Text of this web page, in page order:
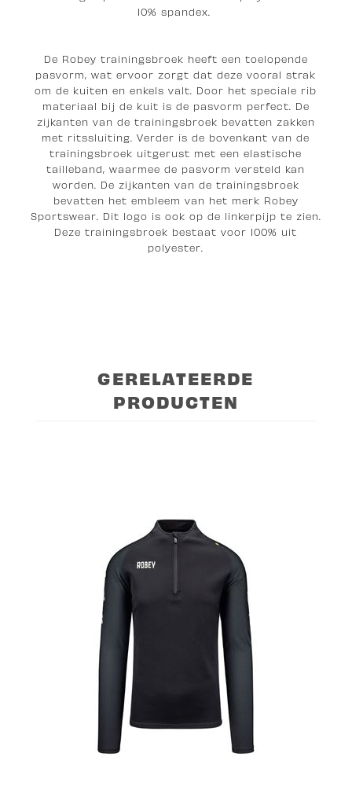
10% spandex.
De Robey trainingsbroek heeft een toelopende
pasvorm, wat ervoor zorgt dat deze vooral strak
om de kuiten en enkels valt. Door het speciale rib
materiaal bij de kuit is de pasvorm perfect. De
zijkanten van de trainingsbroek bevatten zakken
met ritssluiting. Verder is de bovenkant van de
trainingsbroek uitgerust met een elastische
tailleband, waarmee de pasvorm versteld kan
worden. De zijkanten van de trainingsbroek
bevatten het embleem van het merk Robey
Sportswear. Dit logo is ook op de linkerpijp te zien.
Deze trainingsbroek bestaat voor 100% uit
polyester.
GERELATEERDE
PRODUCTEN